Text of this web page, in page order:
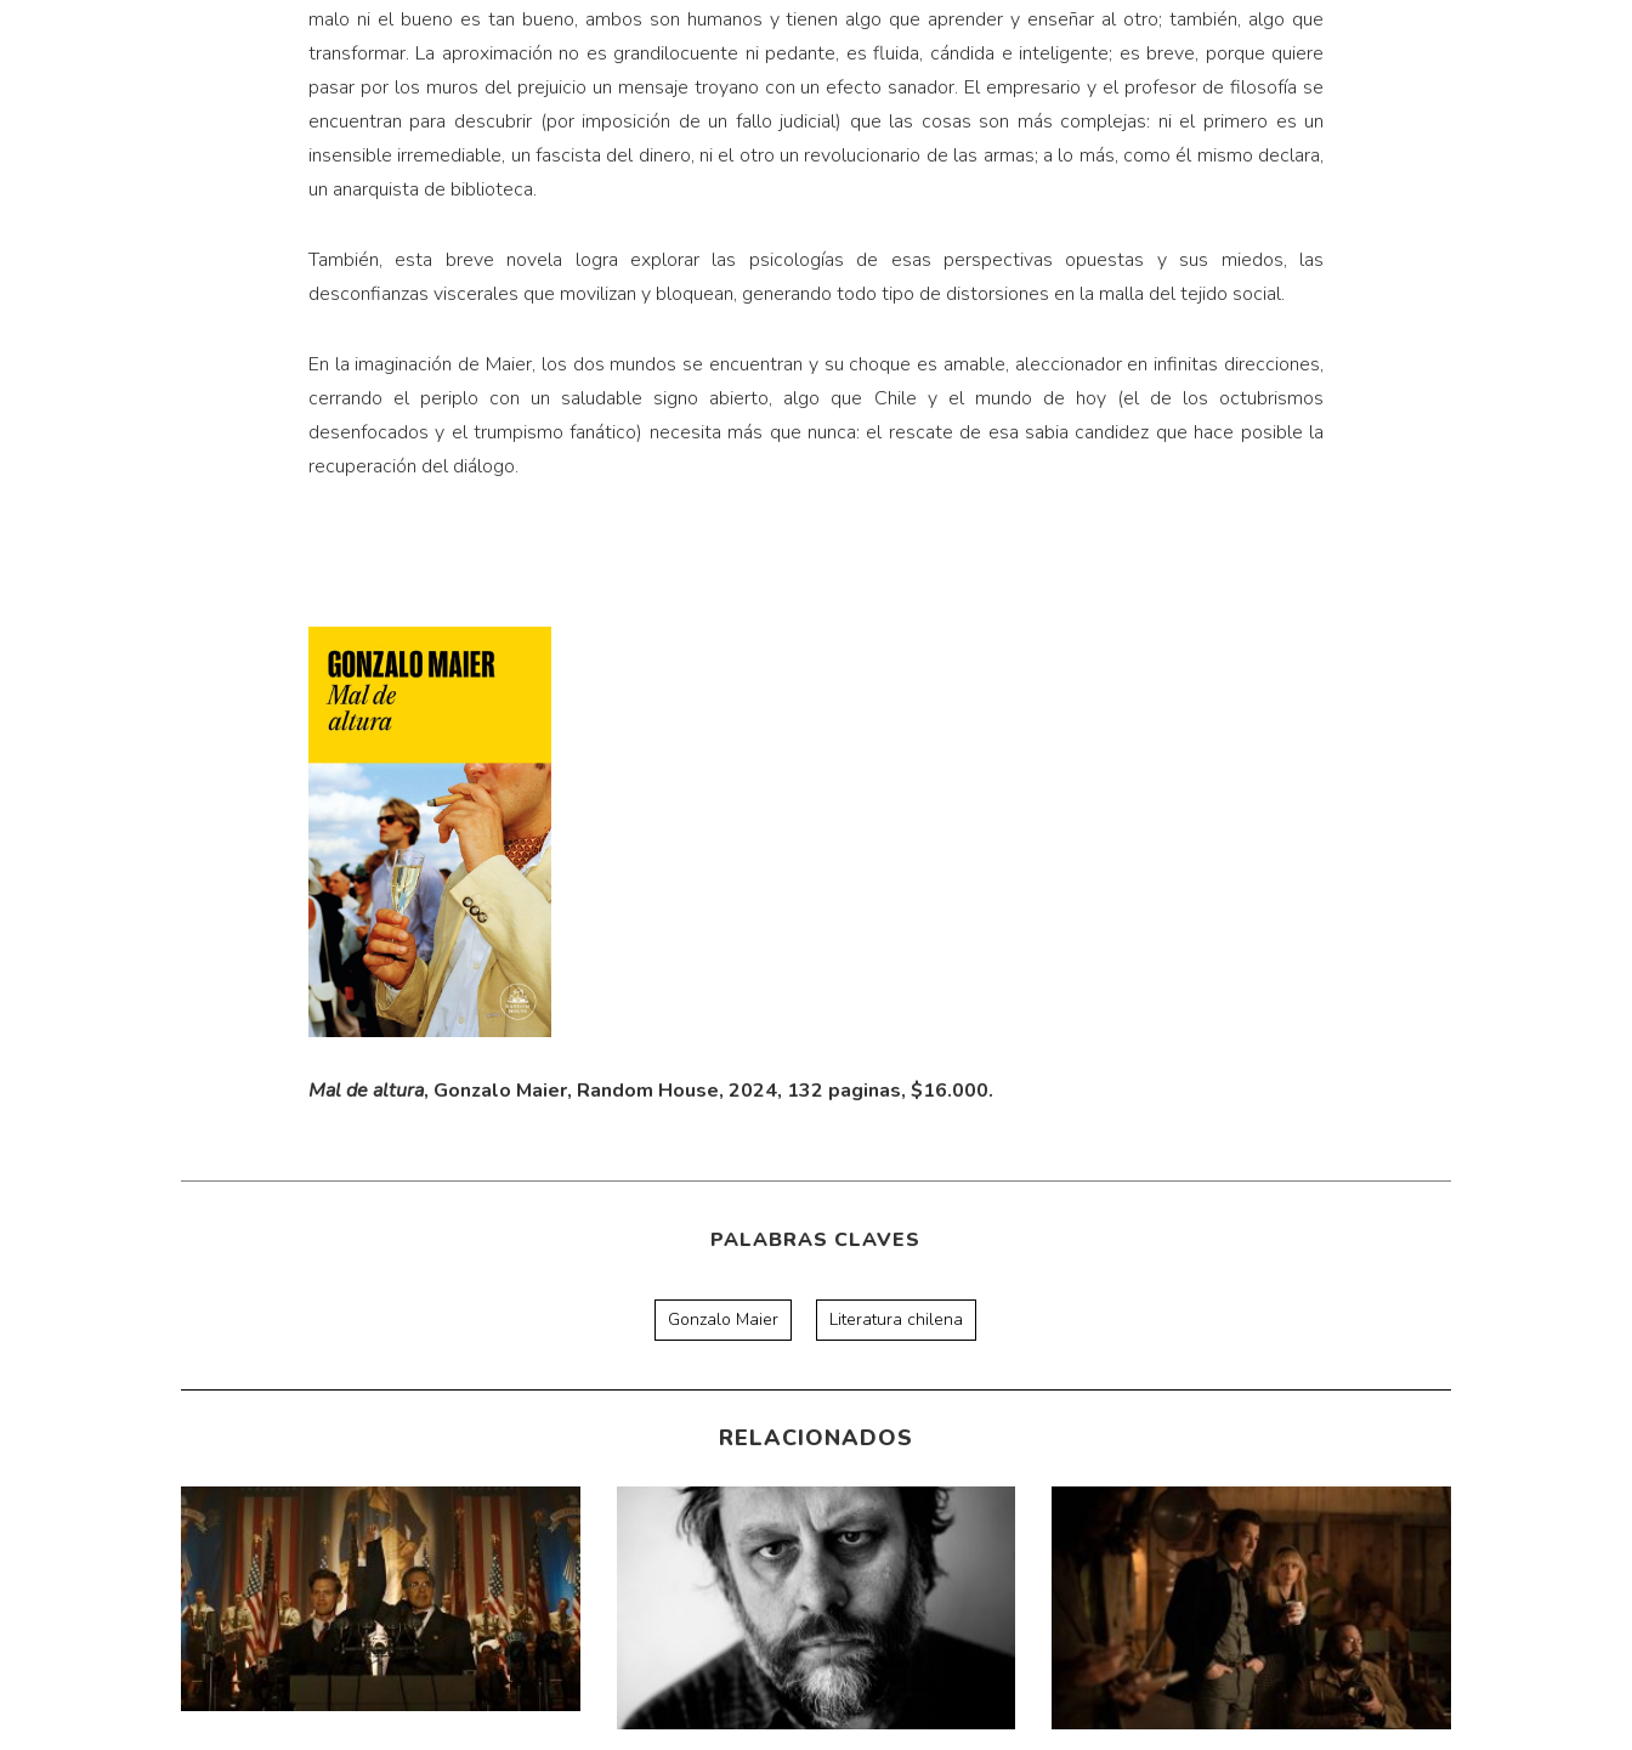
malo ni el bueno es tan bueno, ambos son humanos y tienen algo que aprender y enseñar al otro; también, algo que
transformar. La aproximación no es grandilocuente ni pedante, es fluida, cándida e inteligente; es breve, porque quiere
pasar por los muros del prejuicio un mensaje troyano con un efecto sanador. El empresario y el profesor de filosofía se
encuentran para descubrir (por imposición de un fallo judicial) que las cosas son más complejas: ni el primero es un
insensible irremediable, un fascista del dinero, ni el otro un revolucionario de las armas; a lo más, como él mismo declara,
un anarquista de biblioteca.
También, esta breve novela logra explorar las psicologías de esas perspectivas opuestas y sus miedos, las
desconfianzas viscerales que movilizan y bloquean, generando todo tipo de distorsiones en la malla del tejido social.
En la imaginación de Maier, los dos mundos se encuentran y su choque es amable, aleccionador en infinitas direcciones,
cerrando el periplo con un saludable signo abierto, algo que Chile y el mundo de hoy (el de los octubrismos
desenfocados y el trumpismo fanático) necesita más que nunca: el rescate de esa sabia candidez que hace posible la
recuperación del diálogo.
Mal de altura, Gonzalo Maier, Random House, 2024, 132 paginas, $16.000.
PALABRAS CLAVES
Gonzalo Maier Literatura chilena
RELACIONADOS